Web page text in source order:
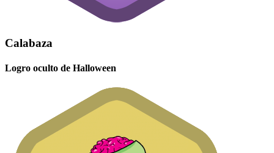
Calabaza
Logro oculto de Halloween